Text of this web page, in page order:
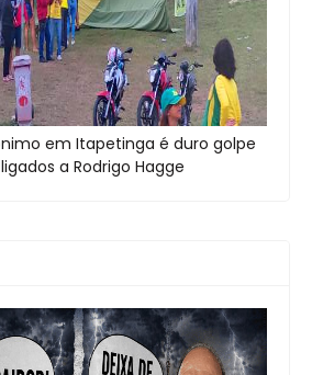
em Itapetinga é duro golpe
a Rodrigo Hagge